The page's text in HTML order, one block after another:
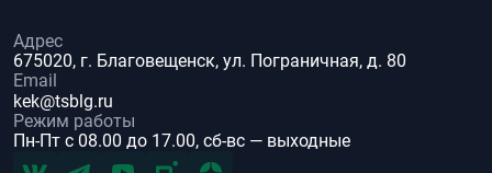
Адрес
675020, г. Благовещенск, ул. Пограничная, д. 80
Email
kek@tsblg.ru
Режим работы
Пн-Пт с 08.00 до 17.00, сб-вс — выходные